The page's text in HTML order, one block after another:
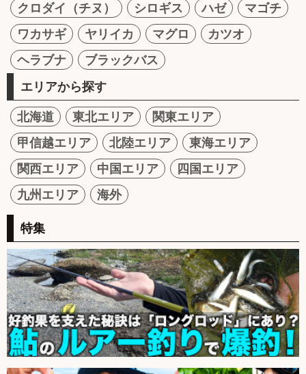
クロダイ（チヌ）
シロギス ハゼ
マゴチ
ワカサギ
ヤリイカ マグロ
カツオ
ヘラブナ
ブラックバス
エリアから探す
北海道 東北エリア
関東エリア
甲信越エリア
北陸エリア
東海エリア
関西エリア
中国エリア
四国エリア
九州エリア
海外
特集